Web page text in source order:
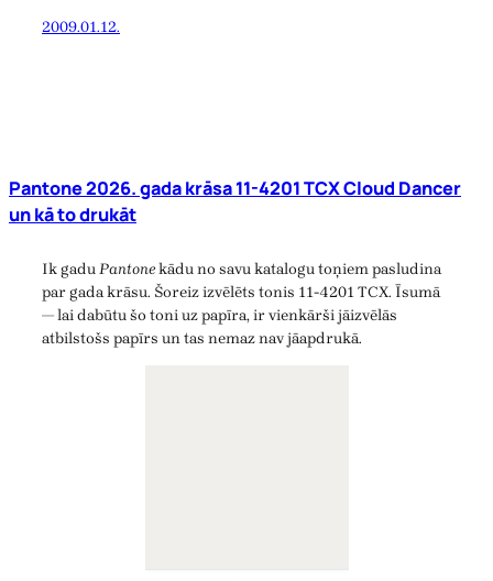
2009.01.12.
Pantone 2026. gada krāsa 11-4201 TCX Cloud Dancer
un kā to drukāt
Ik gaduPantonekādu no savu katalogu toņiem pasludina
par gada krāsu. Šoreiz izvēlēts tonis 11-4201 TCX. Īsumā
— lai dabūtu šo toni uz papīra, ir vienkārši jāizvēlās
atbilstošs papīrs un tas nemaz nav jāapdrukā.